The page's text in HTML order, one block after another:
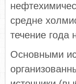
средне
течение года
Основными